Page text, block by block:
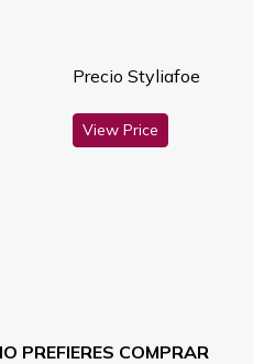
Precio Styliafoe
View Price
PREFIERES COMPRAR